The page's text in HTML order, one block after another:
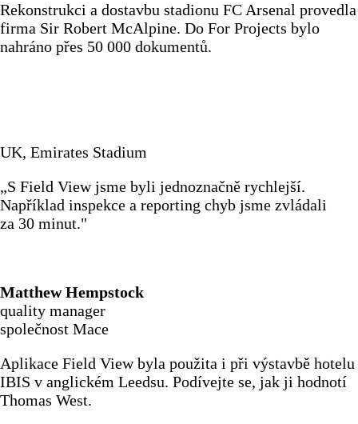
Rekonstrukci a dostavbu stadionu FC Arsenal provedla
firma Sir Robert McAlpine. Do For Projects bylo
nahráno přes 50 000 dokumentů.
UK, Emirates Stadium
„S Field View jsme byli jednoznačně rychlejší.
Například inspekce a reporting chyb jsme zvládali
za 30 minut."
Matthew Hempstock
quality manager
společnost Mace
Aplikace Field View byla použita i při výstavbě hotelu
IBIS v anglickém Leedsu. Podívejte se, jak ji hodnotí
Thomas West.